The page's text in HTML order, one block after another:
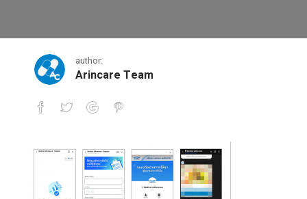
คนไข้-2
author:
Arincare Team
คนไข้-2